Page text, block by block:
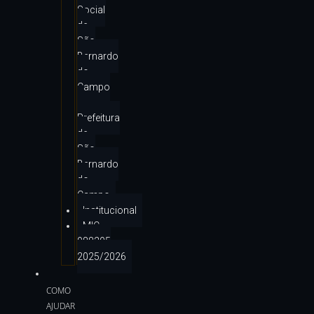
Social
de
São
Bernardo
do
Campo
Prefeitura
de
São
Bernardo
do
Campo
Institucional
MIC
988295
2025/2026
COMO
AJUDAR